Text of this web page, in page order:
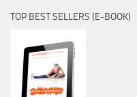
TOP BEST SELLERS (E-BOOK)